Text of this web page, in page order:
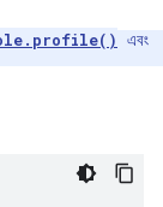
এবং